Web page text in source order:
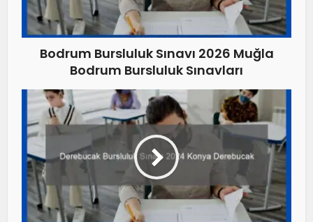
Bodrum Bursluluk Sınavı 2026 Muğla
Bodrum Bursluluk Sınavları